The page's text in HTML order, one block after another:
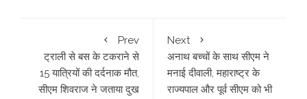
Prev
ट्राली से बस के टकराने से
15 यात्रियों की दर्दनाक मौत,
सीएम शिवराज ने जताया दुख
Next
अनाथ बच्चों के साथ सीएम ने
मनाई दीवाली, महाराष्ट्र के
राज्यपाल और पूर्व सीएम को भी